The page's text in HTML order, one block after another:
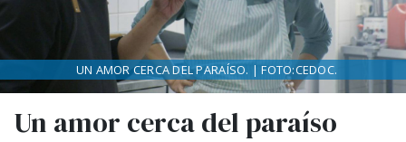
Un amor cerca del paraíso
UN AMOR CERCA DEL PARAÍSO. | FOTO:CEDOC.